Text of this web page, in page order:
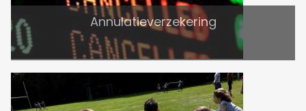
Annulatieverzekering